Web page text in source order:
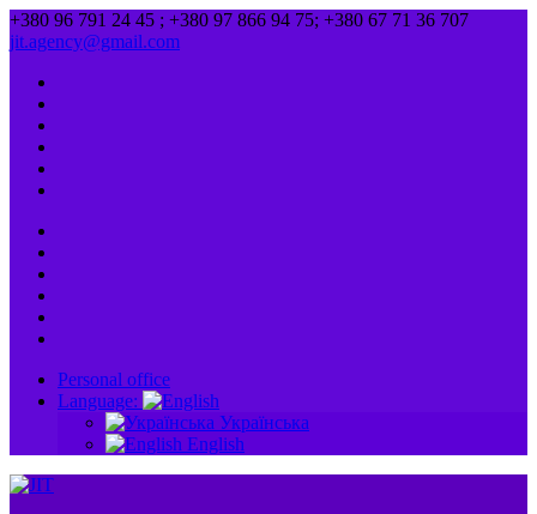
+380 96 791 24 45 ; +380 97 866 94 75; +380 67 71 36 707
jit.agency@gmail.com
Personal office
Language:
Українська
English